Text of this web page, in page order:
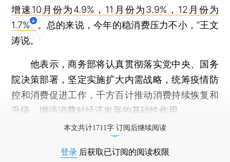
增速10月份为4.9%，11月份为3.9%，12月份为
1.7%
。总的来说，今年的稳消费压力不小，”王文
涛说。
他表示，商务部将认真贯彻落实党中央、国务
院决策部署，坚定实施扩大内需战略，统筹疫情防
控和消费促进工作，千方百计推动消费持续恢复和
升级，增强消费对经济发展的基础性作用。
本文共计1711字 订阅后继续阅读
登录 后获取已订阅的阅读权限